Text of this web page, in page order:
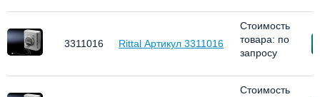
3311016 Rittal Артикул 3311016
Стоимость
товара: по
запросу
Стоимость